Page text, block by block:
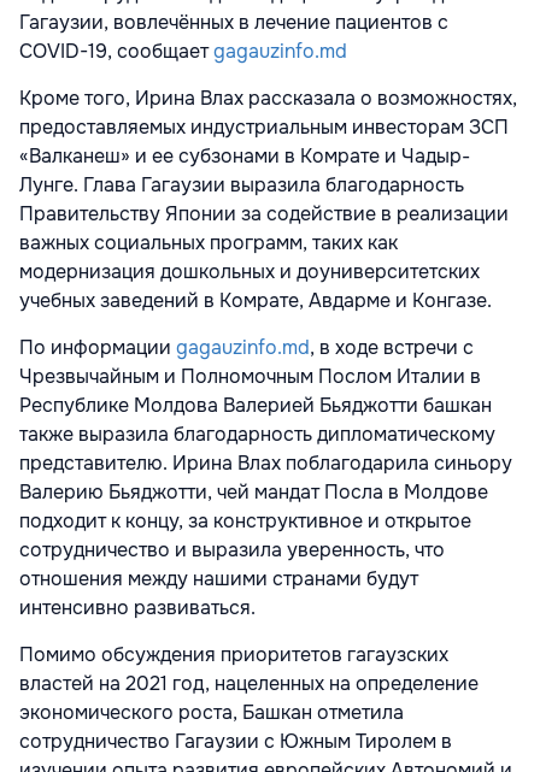
Гагаузии, вовлечённых в лечение пациентов с
COVID-19, сообщаетgagauzinfo.md
Кроме того, Ирина Влах рассказала о возможностях,
предоставляемых индустриальным инвесторам ЗСП
«Валканеш» и ее субзонами в Комрате и Чадыр-
Лунге. Глава Гагаузии выразила благодарность
Правительству Японии за содействие в реализации
важных социальных программ, таких как
модернизация дошкольных и доуниверситетских
учебных заведений в Комрате, Авдарме и Конгазе.
По информации gagauzinfo.md, в ходе встречи с
Чрезвычайным и Полномочным Послом Италии в
Республике Молдова Валерией Бьяджотти башкан
также выразила благодарность дипломатическому
представителю. Ирина Влах поблагодарила синьору
Валерию Бьяджотти, чей мандат Посла в Молдове
подходит к концу, за конструктивное и открытое
сотрудничество и выразила уверенность, что
отношения между нашими странами будут
интенсивно развиваться.
Помимо обсуждения приоритетов гагаузских
властей на 2021 год, нацеленных на определение
экономического роста, Башкан отметила
сотрудничество Гагаузии с Южным Тиролем в